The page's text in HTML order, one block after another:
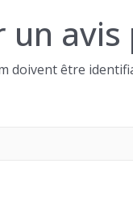
un
doivent être